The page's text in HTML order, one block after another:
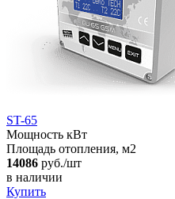
ST-65
Мощность кВт
Площадь отопления, м2
14086 руб./шт
в наличии
Купить